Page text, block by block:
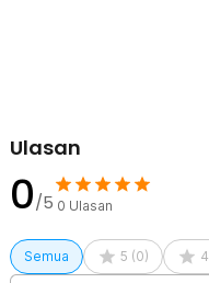
Ulasan
0/5 0 Ulasan
Semua 5 (0) 4